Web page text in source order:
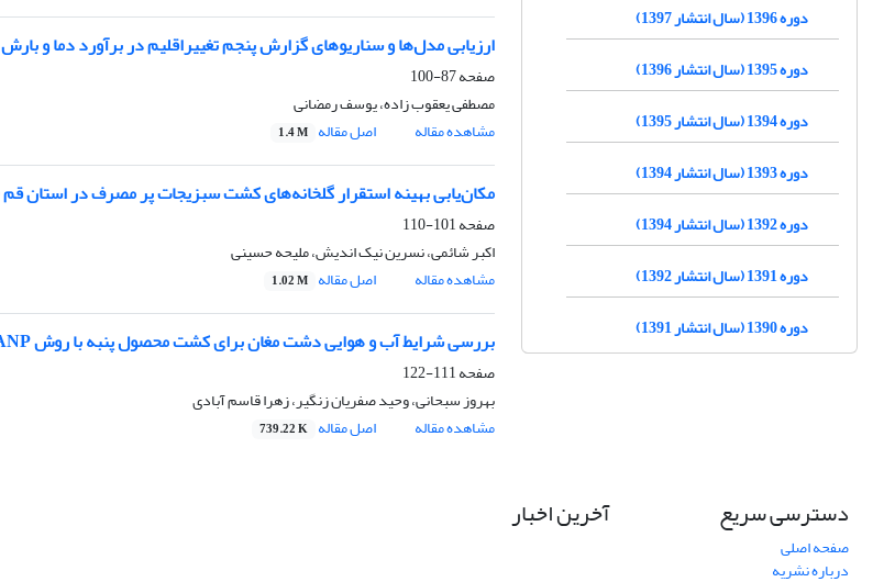
ارزیابی مدل‌ها و سناریوهای گزارش پنجم تغییراقلیم در برآورد دما و
صفحه87-100
مصطفی یعقوب زاده، یوسف رمضانی
مشاهده مقاله
اصل مقاله 1.4 M
مکان‌یابی بهینه استقرار گلخانه‌های کشت سبزیجات پر مصرف در استان قم
صفحه101-110
اکبر شائمی، نسرین نیک اندیش، ملیحه حسینی
مشاهده مقاله
اصل مقاله 1.02 M
بررسی شرایط آب و هوایی دشت مغان برای کشت محصول پنبه با روش ANP
صفحه111-122
بهروز سبحانی، وحید صفریان زنگیر، زهرا قاسم آبادی
مشاهده مقاله
اصل مقاله 739.22 K
دوره 1396 (سال انتشار 1397)
دوره 1395 (سال انتشار 1396)
دوره 1394 (سال انتشار 1395)
دوره 1393 (سال انتشار 1394)
دوره 1392 (سال انتشار 1394)
دوره 1391 (سال انتشار 1392)
دوره 1390 (سال انتشار 1391)
دسترسی سریع
صفحه اصلی
درباره نشریه
آخرین اخبار